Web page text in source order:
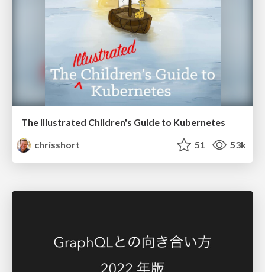
The Illustrated Children's Guide to Kubernetes
chrisshort
51 53k